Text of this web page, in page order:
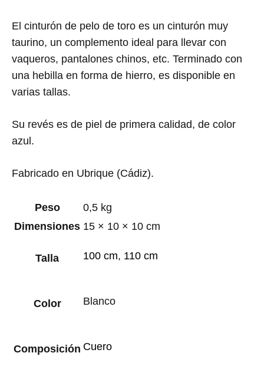
El cinturón de pelo de toro es un cinturón muy
taurino, un complemento ideal para llevar con
vaqueros, pantalones chinos, etc. Terminado con
una hebilla en forma de hierro, es disponible en
varias tallas.
Su revés es de piel de primera calidad, de color
azul.
Fabricado en Ubrique (Cádiz).
Peso
0,5 kg
Dimensiones 15 × 10 × 10 cm
Talla 100 cm, 110 cm
Color Blanco
Composición Cuero